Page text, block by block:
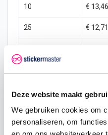
Deze website maakt
We gebruiken cookies om
personaliseren, om
10 € 13,46
25 € 12,71
€ 10,47
500 € 8,97
1000 € 7,48